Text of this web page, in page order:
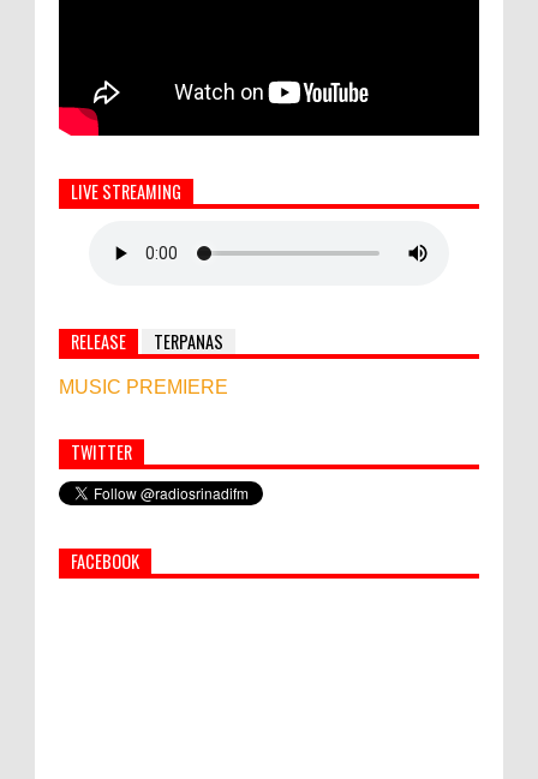
LIVE STREAMING
RELEASE TERPANAS
MUSIC PREMIERE
Simbol Persahabatan, RI Bangun Islamic Centre di
Afghanistan
PEMKAB KLUNGKUNG GELAR PASAR
TWITTER
FACEBOOK